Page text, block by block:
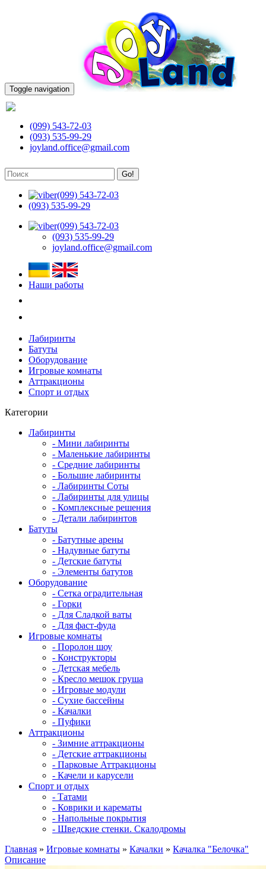
Toggle navigation
(099) 543-72-03
(093) 535-99-29
joyland.office@gmail.com
Go!
(099) 543-72-03
(093) 535-99-29
(099) 543-72-03
(093) 535-99-29
joyland.office@gmail.com
Наши работы
Лабиринты
Батуты
Оборудование
Игровые комнаты
Аттракционы
Спорт и отдых
Категории
Лабиринты
- Мини лабиринты
- Маленькие лабиринты
- Средние лабиринты
- Большие лабиринты
- Лабиринты Соты
- Лабиринты для улицы
- Комплексные решения
- Детали лабиринтов
Батуты
- Батутные арены
- Надувные батуты
- Детские батуты
- Элементы батутов
Оборудование
- Сетка оградительная
- Горки
- Для Сладкой ваты
- Для фаст-фуда
Игровые комнаты
- Поролон шоу
- Конструкторы
- Детская мебель
- Кресло мешок груша
- Игровые модули
- Сухие бассейны
- Качалки
- Пуфики
Аттракционы
- Зимние аттракционы
- Детские аттракционы
- Парковые Аттракционы
- Качели и карусели
Спорт и отдых
- Татами
- Коврики и карематы
- Напольные покрытия
- Шведские стенки. Скалодромы
Главная » Игровые комнаты » Качалки » Качалка "Белочка"
Описание